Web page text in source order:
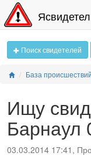
Поиск свидетелей
База происшествий
Ищу
Барнаул
03.03.2014 17:41,